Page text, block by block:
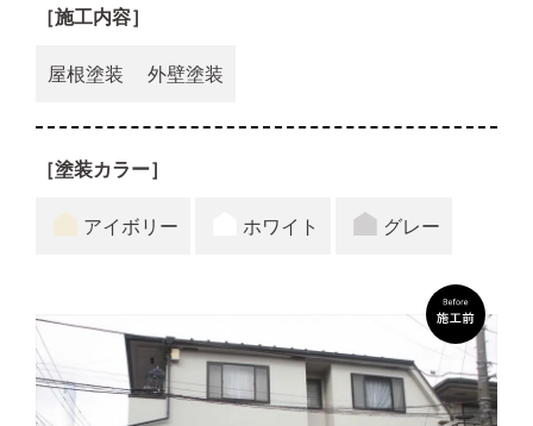
［施工内容］
屋根塗装 外壁塗装
［塗装カラー］
アイボリー ホワイト グレー